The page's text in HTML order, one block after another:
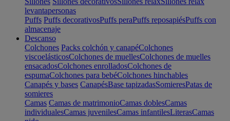
levantapersonas
Puffs Puffs decorativosPuffs peraPuffs reposapiésPuffs con
almacenaje
Descanso
Colchones Packs colchón y canapéColchones
viscoelásticosColchones de muellesColchones de muelles
ensacadosColchones enrolladosColchones de
espumaColchones para bebéColchones hinchables
Canapés y bases CanapésBase tapizadasSomieresPatas de
somieres
Camas Camas de matrimonioCamas doblesCamas
individualesCamas juvenilesCamas infantilesLiterasCamas